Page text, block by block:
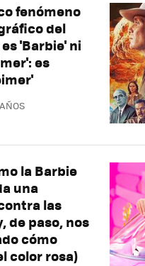
fenómeno
del
'Barbie' ni
es
la Barbie
una
las
de paso, nos
cómo
color rosa)